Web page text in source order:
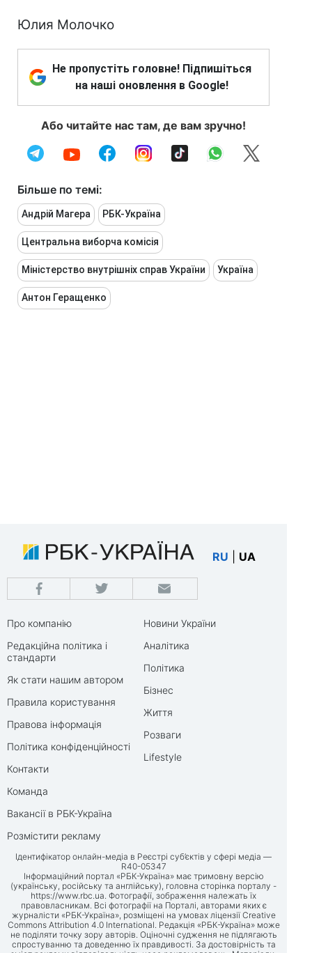
Юлия Молочко
Не пропустіть головне! Підпишіться
на наші оновлення в Google!
Або читайте нас там, де вам зручно!
Більше по темі:
Андрій Магера РБК-Україна
Центральна виборча комісія
Міністерство внутрішніх справ України Україна
Антон Геращенко
RU UA
Про компанію
Редакційна політика і
стандарти
Як стати нашим автором
Правила користування
Правова інформація
Політика конфіденційності
Контакти
Команда
Вакансії в РБК-Україна
Розмістити рекламу
Новини України
Аналітика
Політика
Бізнес
Життя
Розваги
Lifestyle
Ідентифікатор онлайн-медіа в Реєстрі суб’єктів у сфері медіа —
R40-05347
Інформаційний портал «РБК-Україна» має тримовну версію
(українську, російську та англійську), головна сторінка порталу -
https://www.rbc.ua. Фотографії, зображення належать їх
правовласникам. Всі фотографії на Порталі, авторами яких є
журналісти «РБК-Україна», розміщені на умовах ліцензії Creative
Commons Attribution 4.0 International. Редакція «РБК-Україна» може
не поділяти точку зору авторів. Оціночні судження не підлягають
спростуванню та доведенню їх правдивості. За достовірність та